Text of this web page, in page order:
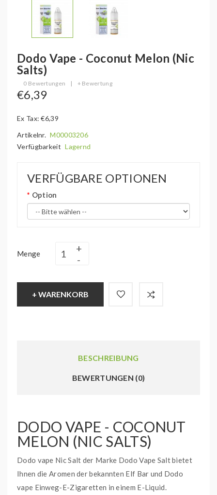
Dodo Vape - Coconut Melon (Nic
Salts)
0 Bewertungen | + Bewertung
€6,39
Ex Tax: €6,39
Artikelnr. M00003206
Verfügbarkeit Lagernd
VERFÜGBARE OPTIONEN
Option
Menge
+ WARENKORB
BESCHREIBUNG
BEWERTUNGEN (0)
DODO VAPE - COCONUT
MELON (NIC SALTS)
Dodo vape Nic Salt der Marke Dodo Vape Salt bietet
Ihnen die Aromen der bekannten Elf Bar und Dodo
vape Einweg-E-Zigaretten in einem E-Liquid.